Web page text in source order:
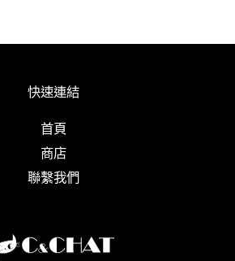
快速連結
首頁
商店
聯繫我們